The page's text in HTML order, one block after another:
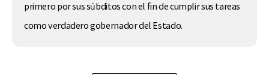
primero por sus súbditos con el fin de cumplir sus tareas
como verdadero gobernador del Estado.